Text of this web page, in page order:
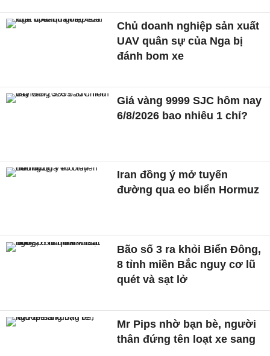
Chủ doanh nghiệp sản xuất
UAV quân sự của Nga bị
đánh bom xe
Giá vàng 9999 SJC hôm nay
6/8/2026 bao nhiêu 1 chỉ?
Iran đồng ý mở tuyến
đường qua eo biển Hormuz
Bão số 3 ra khỏi Biển Đông,
8 tỉnh miền Bắc nguy cơ lũ
quét và sạt lở
Mr Pips nhờ bạn bè, người
thân đứng tên loạt xe sang